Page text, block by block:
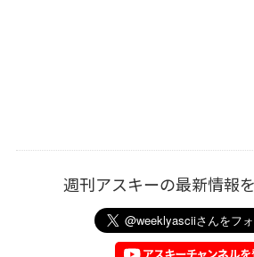
週刊アスキーの最新情報